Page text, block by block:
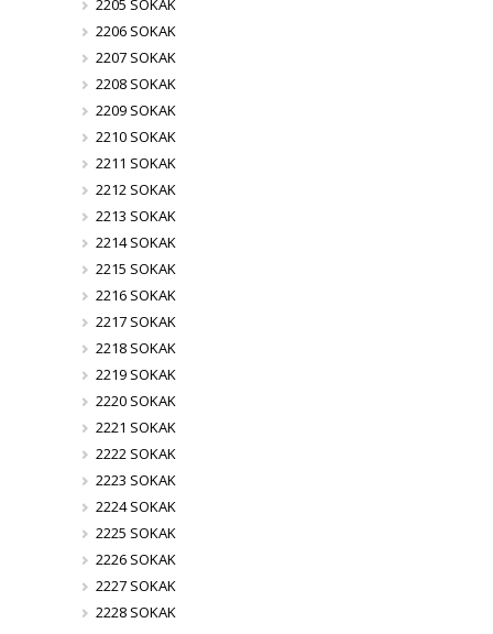
2205 SOKAK
2206 SOKAK
2207 SOKAK
2208 SOKAK
2209 SOKAK
2210 SOKAK
2211 SOKAK
2212 SOKAK
2213 SOKAK
2214 SOKAK
2215 SOKAK
2216 SOKAK
2217 SOKAK
2218 SOKAK
2219 SOKAK
2220 SOKAK
2221 SOKAK
2222 SOKAK
2223 SOKAK
2224 SOKAK
2225 SOKAK
2226 SOKAK
2227 SOKAK
2228 SOKAK